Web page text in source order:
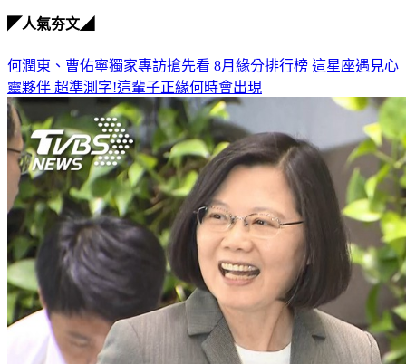
◤人氣夯文◢
何潤東、曹佑寧獨家專訪搶先看 8月緣分排行榜 這星座遇見心
靈夥伴 超準測字!這輩子正緣何時會出現